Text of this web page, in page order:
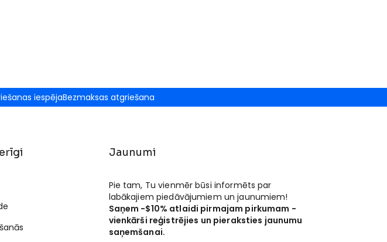
iespējaBezmaksas atgriešana
Jaunumi
Pie tam, Tu vienmēr būsi informēts par
labākajiem piedāvājumiem un jaunumiem!
Saņem -$10% atlaidi pirmajam pirkumam -
vienkārši reģistrējies un pieraksties jaunumu
saņemšanai.